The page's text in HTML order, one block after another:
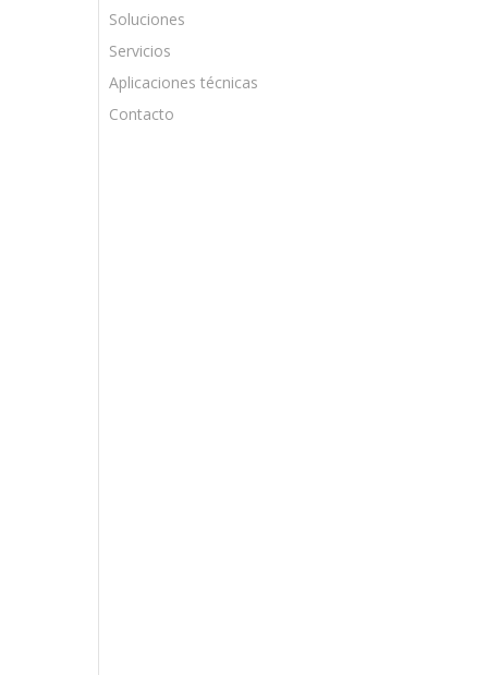
Soluciones
Servicios
Aplicaciones técnicas
Contacto